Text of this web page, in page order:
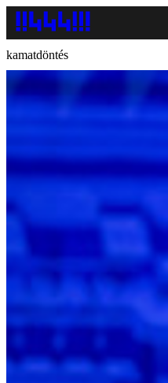
kamatdöntés